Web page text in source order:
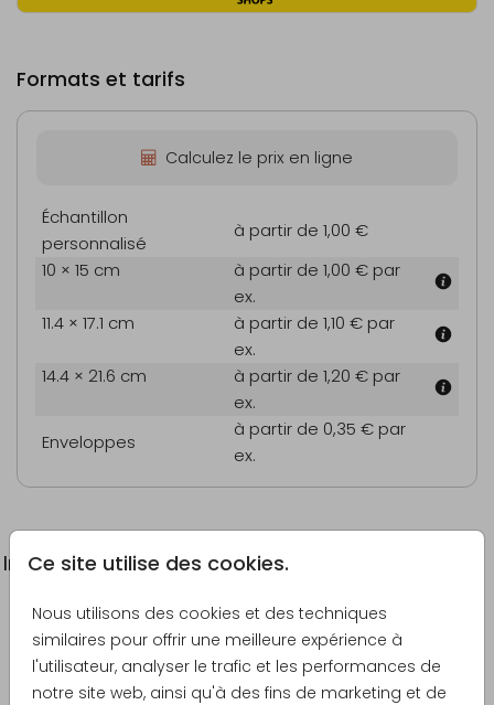
Ce site utilise des cookies.
Nous utilisons des cookies et des techniques
similaires pour offrir une meilleure expérience à
l'utilisateur, analyser le trafic et les performances de
notre site web, ainsi qu'à des fins de marketing et de
Formats et tarifs
Calculez le prix en ligne
Échantillon
personnalisé
à partir de 1,00 €
10 × 15 cm
à partir de 1,00 € par
ex.
11.4 × 17.1 cm
à partir de 1,10 € par
ex.
14.4 × 21.6 cm
à partir de 1,20 € par
ex.
Enveloppes
à partir de 0,35 € par
ex.
Informations du produit
Description
Carte de remerciement avec un aspect kraft, des
lignes vertes foncées et photo.